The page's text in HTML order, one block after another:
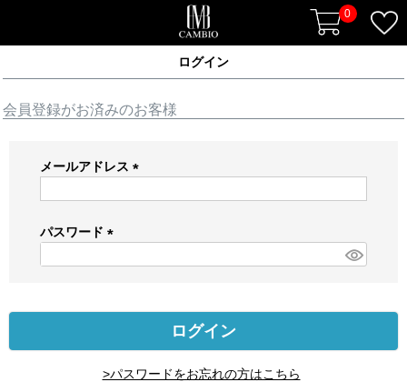
0
ログイン
会員登録がお済みのお客様
メールアドレス
)
パスワード
)
ログイン
>パスワードをお忘れの方はこちら